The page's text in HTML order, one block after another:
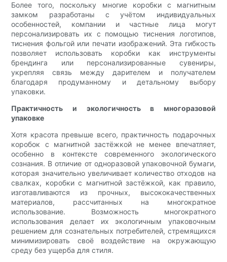
Более того, поскольку многие коробки с магнитным
замком разработаны с учётом индивидуальных
особенностей, компании и частные лица могут
персонализировать их с помощью тиснения логотипов,
тиснения фольгой или печати изображений. Эта гибкость
позволяет использовать коробки как инструменты
брендинга или персонализированные сувениры,
укрепляя связь между дарителем и получателем
благодаря продуманному и детальному выбору
упаковки.
Практичность и экологичность в многоразовой
упаковке
Хотя красота превыше всего, практичность подарочных
коробок с магнитной застёжкой не менее впечатляет,
особенно в контексте современного экологического
сознания. В отличие от одноразовой упаковочной бумаги,
которая значительно увеличивает количество отходов на
свалках, коробки с магнитной застёжкой, как правило,
изготавливаются из прочных, высококачественных
материалов, рассчитанных на многократное
использование. Возможность многократного
использования делает их экологичным упаковочным
решением для сознательных потребителей, стремящихся
минимизировать своё воздействие на окружающую
среду без ущерба для стиля.